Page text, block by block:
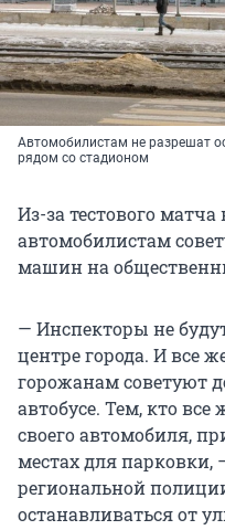
Автомобилистам не разрешат
рядом со стадионом
Из-за тестового матча
автомобилистам
машин на
— Инспекторы не
центре города. И все
горожанам советуют
автобусе. Тем, кто все
своего автомобиля,
местах для парковки,
региональной
останавливаться от